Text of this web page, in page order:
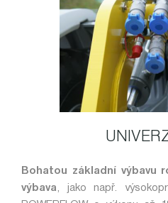
Bohatou základní výbavu
výbava, jako např.